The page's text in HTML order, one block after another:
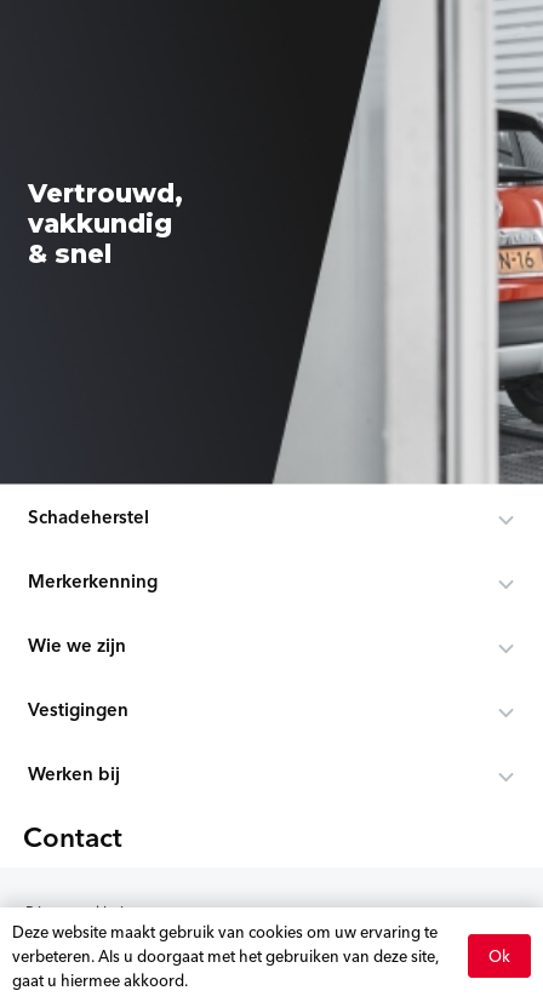
Vestigingen bekijken Schade aanmelden
Vertrouwd,
vakkundig
& snel
Schadeherstel
Merkerkenning
Wie we zijn
Vestigingen
Werken bij
Contact
Privacy verklaring
Disclaimer
Algemene voorwaarden
Deze website maakt gebruik van cookies om uw ervaring te
verbeteren. Als u doorgaat met het gebruiken van deze site,
gaat u hiermee akkoord.
Ok